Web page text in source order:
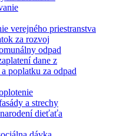
verejného priestranstva
za rozvoj
odpad
dane z
poplatku za odpad
a strechy
dieťaťa